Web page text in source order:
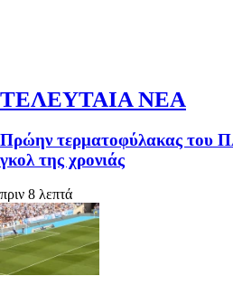
ΤΕΛΕΥΤΑΙΑ ΝΕΑ
Πρώην τερματοφύλακας του
γκολ της χρονιάς
πριν 8 λεπτά